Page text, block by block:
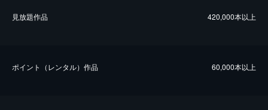
⾒放題作品 420,000本以上
ポイント（レンタル）作品 60,000本以上